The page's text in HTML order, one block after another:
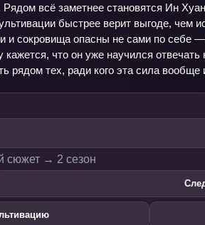
Рядом всё заметнее становятся Ин
быстрее верит выгоде, чем
и сокровища опасны не сами по себе
что он уже научился
рядом тех, ради кого эта сила
сюжет → 2 сезон